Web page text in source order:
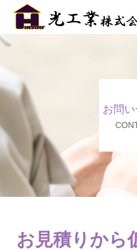
お問
お見積りから
施工までの流れ
施工実績
採用情報